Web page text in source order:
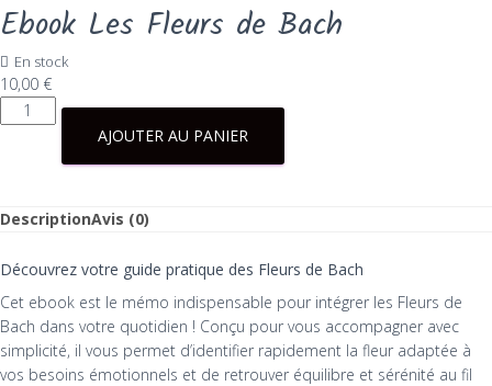
Ebook Les Fleurs de Bach
En stock
10,00 €
quantité
de
de
AJOUTER AU PANIER
DescriptionAvis (0)
Découvrez votre guide pratique des Fleurs de Bach
Cet ebook est le mémo indispensable pour intégrer les Fleurs de
Bach dans votre quotidien ! Conçu pour vous accompagner avec
simplicité, il vous permet d’identifier rapidement la fleur adaptée à
vos besoins émotionnels et de retrouver équilibre et sérénité au fil